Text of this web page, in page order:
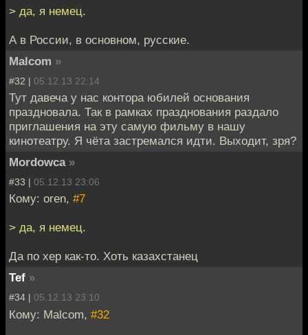
> да, я немец.
А в России, в основном, русские.
Malcom »
#32 | 05.12.13 22:14
Тут давеча у нас контора юбилей основания
праздновала. Так в рамках празднования раздало
приглашения на эту самую фильму в нашу
кинотеатру. Я чёта застремался идти. Выходит, зря?
Mordowca »
#33 | 05.12.13 23:06
Кому: oren, #7
> да, я немец.
Да по хер как-то. Хоть казахстанец
Tef »
#34 | 05.12.13 23:10
Кому: Malcom, #32